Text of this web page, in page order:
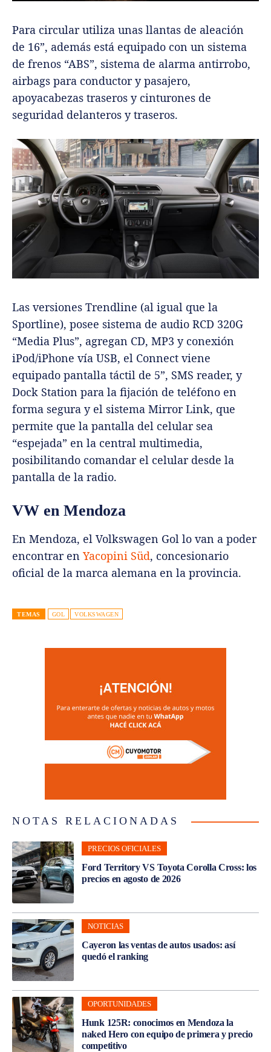
Para circular utiliza unas llantas de aleación
de 16”, además está equipado con un sistema
de frenos “ABS”, sistema de alarma antirrobo,
airbags para conductor y pasajero,
apoyacabezas traseros y cinturones de
seguridad delanteros y traseros.
Las versiones Trendline (al igual que la
Sportline), posee sistema de audio RCD 320G
“Media Plus”, agregan CD, MP3 y conexión
iPod/iPhone vía USB, el Connect viene
equipado pantalla táctil de 5”, SMS reader, y
Dock Station para la fijación de teléfono en
forma segura y el sistema Mirror Link, que
permite que la pantalla del celular sea
“espejada” en la central multimedia,
posibilitando comandar el celular desde la
pantalla de la radio.
VW en Mendoza
En Mendoza, el Volkswagen Gol lo van a poder
encontrar en Yacopini Süd, concesionario
oficial de la marca alemana en la provincia.
TEMAS GOL VOLKSWAGEN
NOTAS RELACIONADAS
PRECIOS OFICIALES
Ford Territory VS Toyota Corolla Cross: los
precios en agosto de 2026
NOTICIAS
Cayeron las ventas de autos usados: así
quedó el ranking
OPORTUNIDADES
Hunk 125R: conocimos en Mendoza la
naked Hero con equipo de primera y precio
competitivo